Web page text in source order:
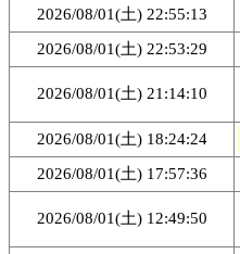
2026/08/01(土) 22:55:13
2026/08/01(土) 22:53:29
2026/08/01(土) 21:14:10
2026/08/01(土) 18:24:24
2026/08/01(土) 17:57:36
2026/08/01(土) 12:49:50